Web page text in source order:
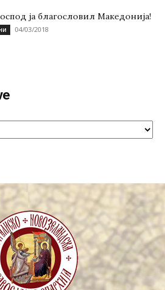
ја благословил Македонија!
04/03/2018